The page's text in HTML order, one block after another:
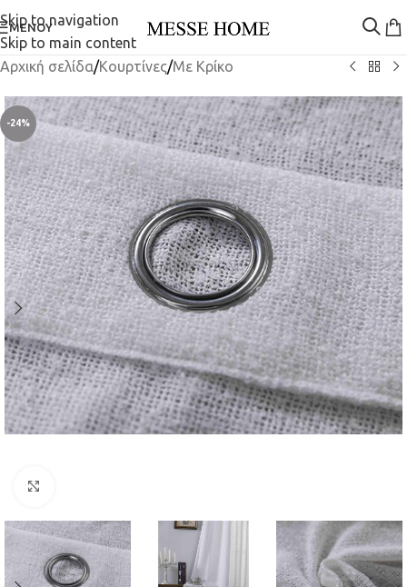
Skip to navigation
Skip to main content
ΜΕΝΟΎ
Αρχική σελίδα/Κουρτίνες/Mε Κρίκο
-24%